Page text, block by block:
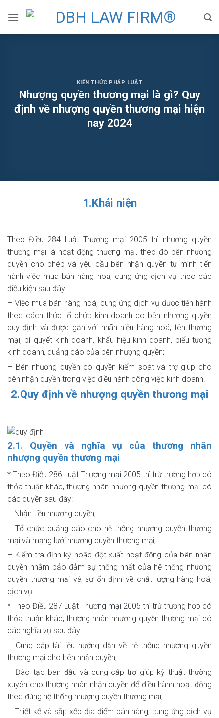
KIẾN THỨC PHÁP LUẬT
Nhượng quyền thương mại là gì? Quy
định về nhượng quyền thương mại hiện
nay 2024
1.Khái niện
Theo Điều 284 Luật Thương mại 2005 thì nhượng quyền
thương mại là hoạt động thương mại, theo đó bên nhượng
quyền cho phép và yêu cầu bên nhận quyền tự mình tiến
hành việc mua bán hàng hoá, cung ứng dịch vụ theo các
điều kiện sau đây:
– Việc mua bán hàng hoá, cung ứng dịch vụ được tiến hành
theo cách thức tổ chức kinh doanh do bên nhượng quyền
quy định và được gắn với nhãn hiệu hàng hoá, tên thương
mại, bí quyết kinh doanh, khẩu hiệu kinh doanh, biểu tượng
kinh doanh, quảng cáo của bên nhượng quyền;
– Bên nhượng quyền có quyền kiểm soát và trợ giúp cho
bên nhận quyền trong việc điều hành công việc kinh doanh.
2.Quy định về nhượng quyền thương mại
2.1. Quyền và nghĩa vụ của thương nhân
nhượng quyền thương mại
* Theo Điều 286 Luật Thương mại 2005 thì trừ trường hợp có
thỏa thuận khác, thương nhân nhượng quyền thương mại có
các quyền sau đây:
– Nhận tiền nhượng quyền;
– Tổ chức quảng cáo cho hệ thống nhượng quyền thương
mại và mạng lưới nhượng quyền thương mại;
– Kiểm tra định kỳ hoặc đột xuất hoạt động của bên nhận
quyền nhằm bảo đảm sự thống nhất của hệ thống nhượng
quyền thương mại và sự ổn định về chất lượng hàng hoá,
dịch vụ.
* Theo Điều 287 Luật Thương mại 2005 thì trừ trường hợp có
thỏa thuận khác, thương nhân nhượng quyền thương mại có
các nghĩa vụ sau đây:
– Cung cấp tài liệu hướng dẫn về hệ thống nhượng quyền
thương mại cho bên nhận quyền;
– Đào tạo ban đầu và cung cấp trợ giúp kỹ thuật thường
xuyên cho thương nhân nhận quyền để điều hành hoạt động
theo đúng hệ thống nhượng quyền thương mại;
– Thiết kế và sắp xếp địa điểm bán hàng, cung ứng dịch vụ